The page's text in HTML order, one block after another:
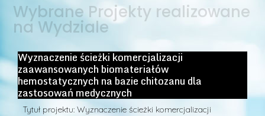
Wybrane Projekty realizowane
na Wydziale
Wyznaczenie ścieżki komercjalizacji
zaawansowanych biomateriałów
hemostatycznych na bazie chitozanu dla
zastosowań medycznych
Tytuł projektu: Wyznaczenie ścieżki komercjalizacji